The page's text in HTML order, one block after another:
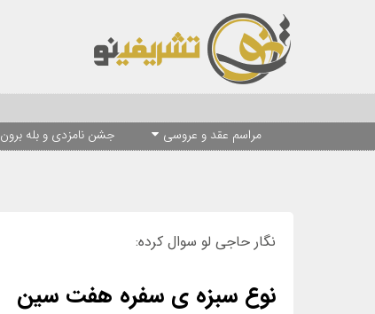
مراسم عقد و عروسی
جشن نامزدی و بله برون
نگار حاجی لو سوال کرده:
نوع سبزه ی سفره هفت سین